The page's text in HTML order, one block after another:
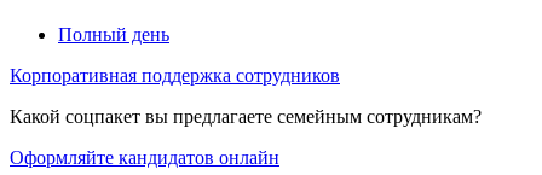
Полный день
Корпоративная поддержка сотрудников
Какой соцпакет вы предлагаете семейным сотрудникам?
Оформляйте кандидатов онлайн